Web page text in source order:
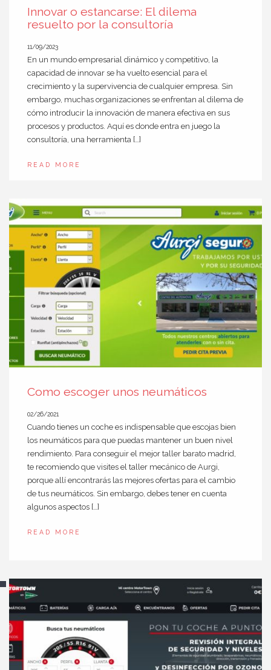
Innovar o estancarse: El dilema
resuelto por la consultoría
11/09/2023
En un mundo empresarial dinámico y competitivo, la
capacidad de innovar se ha vuelto esencial para el
crecimiento y la supervivencia de cualquier empresa. Sin
embargo, muchas organizaciones se enfrentan al dilema de
cómo introducir la innovación de manera efectiva en sus
procesos y productos. Aquí es donde entra en juego la
consultoría, una herramienta […]
READ MORE
Como escoger unos neumáticos
02/26/2021
Cuando tienes un coche es indispensable que escojas bien
los neumáticos para que puedas mantener un buen nivel
rendimiento. Para conseguir el mejor taller barato madrid,
te recomiendo que visites el taller mecánico de Aurgi,
porque allí encontrarás las mejores ofertas para el cambio
de tus neumáticos. Sin embargo, debes tener en cuenta
algunos aspectos […]
READ MORE